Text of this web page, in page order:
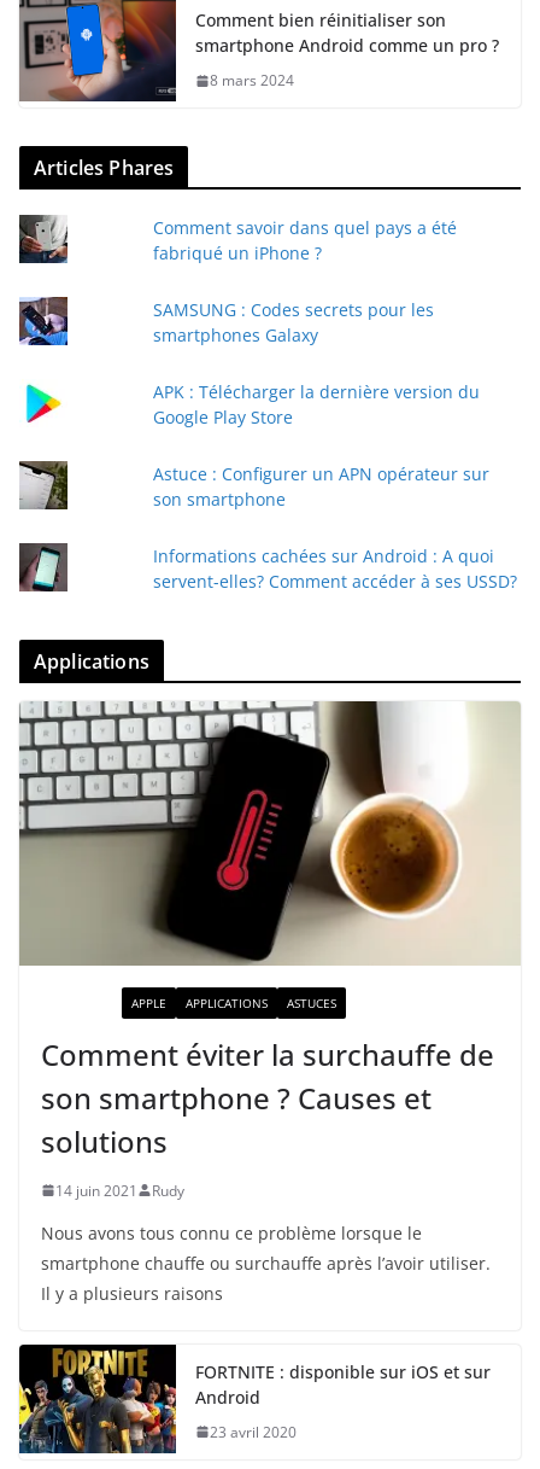
Comment bien réinitialiser son
smartphone Android comme un pro ?
8 mars 2024
Articles Phares
Comment savoir dans quel pays a été
fabriqué un iPhone ?
SAMSUNG : Codes secrets pour les
smartphones Galaxy
APK : Télécharger la dernière version du
Google Play Store
Astuce : Configurer un APN opérateur sur
son smartphone
Informations cachées sur Android : A quoi
servent-elles? Comment accéder à ses USSD?
Applications
APPLE APPLICATIONS ASTUCES
Comment éviter la surchauffe de
son smartphone ? Causes et
solutions
14 juin 2021 Rudy
Nous avons tous connu ce problème lorsque le
smartphone chauffe ou surchauffe après l’avoir utiliser.
Il y a plusieurs raisons
FORTNITE : disponible sur iOS et sur
Android
23 avril 2020